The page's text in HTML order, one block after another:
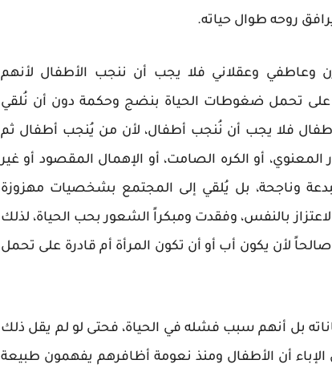
روحه طوال حياته.
وعاطفي وعقلاني فلا يجب أن ننجب الأطفال لأنهم
على تحمل ضغوطات الحياة بنضج وحكمة دون أن نُلقي
فلا يجب أن نُنجب أطفال، لأن من يُنجب أطفال ثم
أو الكره الصامت، أو الإهمال المقصود أو غير
وناجحة، بل يُلقي إلى المجتمع بشخصيات مهزوزة
بالنفس، وفقدت ومبكراً الشعور بحب الحياة، لذلك
لأن يكون أب أو أن تكون المرأة أم قادرة على تحمل
بل أنهم سبب فشله في الحياة، فحتى لو لم يقل ذلك
الإباء أن الأطفال ومنذ نعومة أظافرهم يفهمون طبيعة